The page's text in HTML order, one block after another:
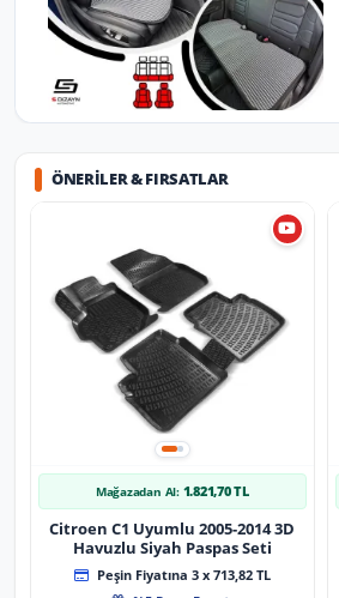
ÖNERILER & FIRSATLAR
Mağazadan Al: 1.821,70 TL
Citroen C1 Uyumlu 2005-2014 3D
Havuzlu Siyah Paspas Seti
Peşin Fiyatına 3 x 713,82 TL